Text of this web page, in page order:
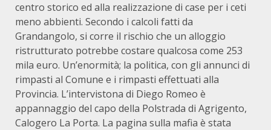
centro storico ed alla realizzazione di case per i ceti
meno abbienti. Secondo i calcoli fatti da
Grandangolo, si corre il rischio che un alloggio
ristrutturato potrebbe costare qualcosa come 253
mila euro. Un’enormità; la politica, con gli annunci di
rimpasti al Comune e i rimpasti effettuati alla
Provincia. L’intervistona di Diego Romeo è
appannaggio del capo della Polstrada di Agrigento,
Calogero La Porta. La pagina sulla mafia è stata